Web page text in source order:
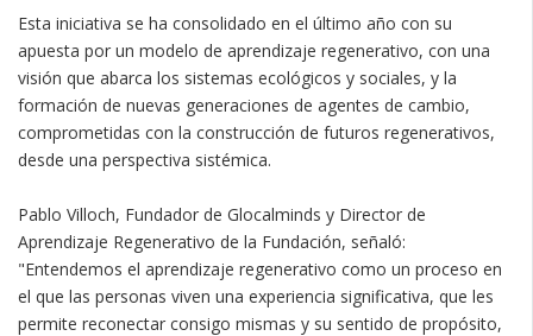
Esta iniciativa se ha consolidado en el último año con su
apuesta por un modelo de aprendizaje regenerativo, con una
visión que abarca los sistemas ecológicos y sociales, y la
formación de nuevas generaciones de agentes de cambio,
comprometidas con la construcción de futuros regenerativos,
desde una perspectiva sistémica.
Pablo Villoch, Fundador de Glocalminds y Director de
Aprendizaje Regenerativo de la Fundación, señaló:
"Entendemos el aprendizaje regenerativo como un proceso en
el que las personas viven una experiencia significativa, que les
permite reconectar consigo mismas y su sentido de propósito,